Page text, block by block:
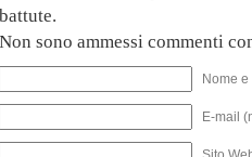
battute.
Non sono ammessi commenti
Nome
E-mail